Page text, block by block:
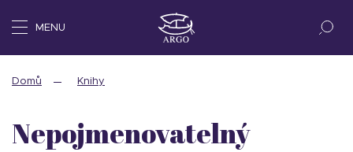
MENU
Domů Knihy
Nepojmenovatelný